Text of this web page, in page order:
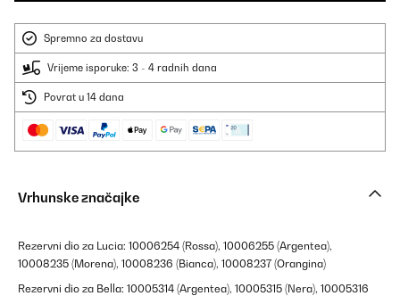
Spremno za dostavu
Vrijeme isporuke: 3 - 4 radnih dana
Povrat u 14 dana
Vrhunske značajke
Rezervni dio za Lucia: 10006254 (Rossa), 10006255 (Argentea),
10008235 (Morena), 10008236 (Bianca), 10008237 (Orangina)
Rezervni dio za Bella: 10005314 (Argentea), 10005315 (Nera), 10005316